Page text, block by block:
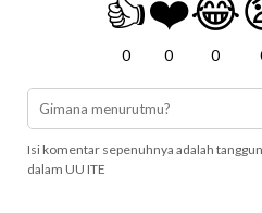
0 0 0
Isi komentar sepenuhnya adalah
dalam UU ITE